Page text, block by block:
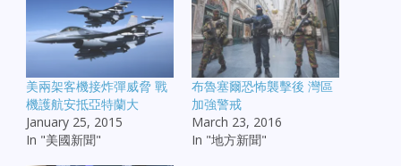
美兩架客機接炸彈威脅 戰
機護航安抵亞特蘭大
January 25, 2015
In "美國新聞"
布魯塞爾恐怖襲擊後 灣區
加強警戒
March 23, 2016
In "地方新聞"